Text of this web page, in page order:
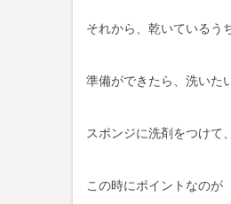
それから、乾いているう
準備ができたら、洗いた
スポンジに洗剤をつけて
この時にポイントなのが